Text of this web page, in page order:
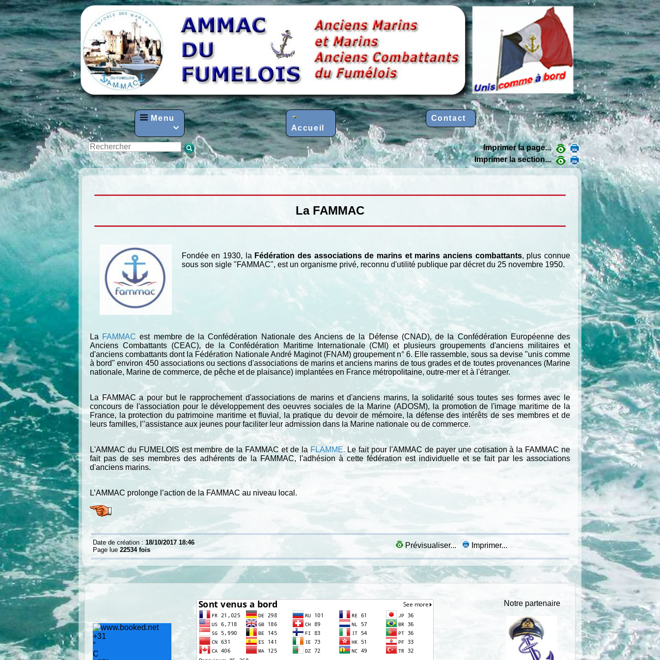
Menu
 Accueil
Contact
Imprimer la page...
Imprimer la section...
La FAMMAC
Fondée en 1930, la Fédération des associations de marins et marins anciens combattants, plus connue
sous son sigle "FAMMAC", est un organisme privé, reconnu d'utilité publique par décret du 25 novembre 1950.
La FAMMAC est membre de la Confédération Nationale des Anciens de la Défense (CNAD), de la Confédération Européenne des
Anciens Combattants (CEAC), de la Confédération Maritime Internationale (CMI) et plusieurs groupements d'anciens militaires et
d'anciens combattants dont la Fédération Nationale André Maginot (FNAM) groupement n° 6. Elle rassemble, sous sa devise "unis comme
à bord" environ 450 associations ou sections d'associations de marins et anciens marins de tous grades et de toutes provenances (Marine
nationale, Marine de commerce, de pêche et de plaisance) implantées en France métropolitaine, outre-mer et à l'étranger.
LaFAMMAC a pour but le rapprochement d'associations de marins et d'anciens marins, la solidarité sous toutes ses formes avec le
concours de l'association pour le développement des oeuvres sociales de la Marine (ADOSM), la promotion de l'image maritime de la
France, la protection du patrimoine maritime et fluvial, la pratique du devoir de mémoire, la défense des intérêts de ses membres et de
leurs familles, l’'assistance aux jeunes pour faciliter leur admission dans la Marine nationale ou de commerce.
L'AMMAC du FUMELOIS est membre de la FAMMAC et de la FLAMME. Le fait pour l'AMMAC de payer une cotisation à la FAMMAC ne
fait pas de ses membres des adhérents de la FAMMAC, l'adhésion à cette fédération est individuelle et se fait par les associations
d'anciens marins.
L’AMMAC prolonge l’action de la FAMMAC au niveau local.
Date de création : 18/10/2017 18:46
Page lue 22534 fois
Prévisualiser... Imprimer...
+31
°
C
Notre partenaire